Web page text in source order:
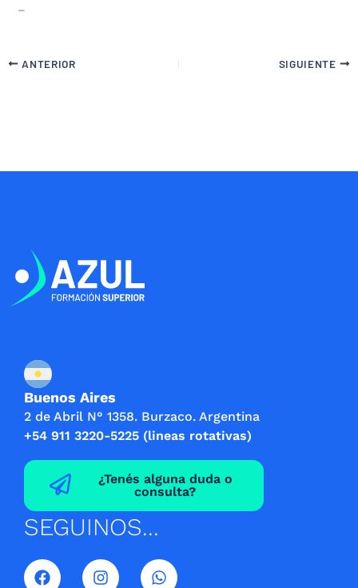
–
ANTERIOR SIGUIENTE
Buenos Aires
2 de Abril N° 1358. Burzaco. Argentina
+54 911 3220-5225 (lineas rotativas)
¿Tenés alguna duda o
consulta?
SEGUINOS...
F
a
I
n
W
h